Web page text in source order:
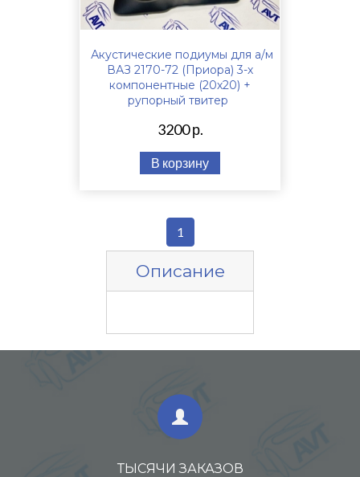
Акустические подиумы для а/м
ВАЗ 2170-72 (Приора) 3-х
компонентные (20х20) +
рупорный твитер
3200 р.
В корзину
1
Описание
ТЫСЯЧИ ЗАКАЗОВ